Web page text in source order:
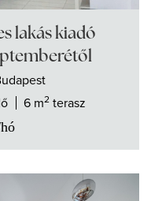
lakás kiadó
6 m2terasz